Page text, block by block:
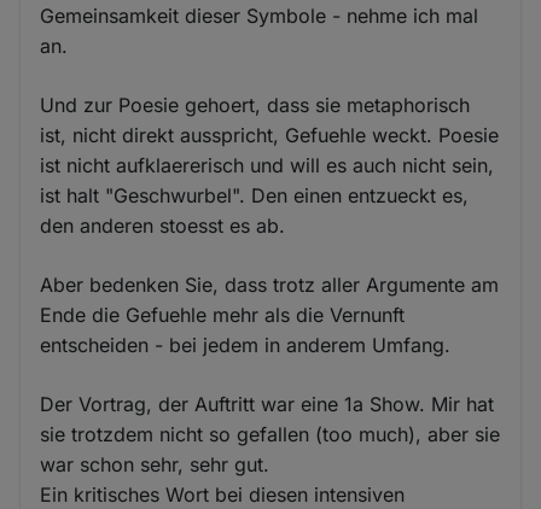
Gemeinsamkeit dieser Symbole - nehme ich mal
an.
Und zur Poesie gehoert, dass sie metaphorisch
ist, nicht direkt ausspricht, Gefuehle weckt. Poesie
ist nicht aufklaererisch und will es auch nicht sein,
ist halt "Geschwurbel". Den einen entzueckt es,
den anderen stoesst es ab.
Aber bedenken Sie, dass trotz aller Argumente am
Ende die Gefuehle mehr als die Vernunft
entscheiden - bei jedem in anderem Umfang.
Der Vortrag, der Auftritt war eine 1a Show. Mir hat
sie trotzdem nicht so gefallen (too much), aber sie
war schon sehr, sehr gut.
Ein kritisches Wort bei diesen intensiven